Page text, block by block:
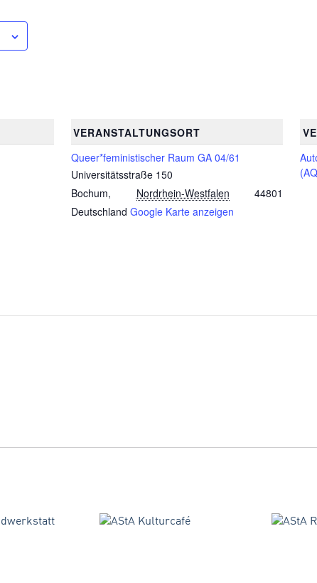
VERANSTALTUNGSORT
Queer*feministischer Raum GA 04/61
Universitätsstraße 150
Bochum, Nordrhein-Westfalen
44801
Deutschland Google Karte anzeigen